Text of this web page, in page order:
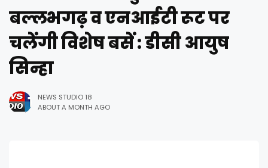
बल्लभगढ़ व एनआईटी रूट पर
चलेंगी विशेष बसें : डीसी आयुष
सिन्हा
NEWS STUDIO 18
ABOUT A MONTH AGO